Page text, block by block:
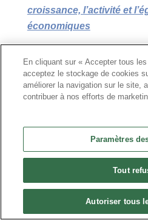
croissance, l’activité et
économiques
– ·Loi n°2015-655 du
aux établissements
l’obligationd’emploi des
Loi n°2005-102 du 11
l’égalité des droits et des
Décret n° 2016-1192
relatif aux dépenses
(…)
En cliquant sur « Accepter tous
acceptez le stockage de cookies
améliorer la navigation sur le site,
contribuer à nos efforts de
Paramètres
Tout
Autoriser tous